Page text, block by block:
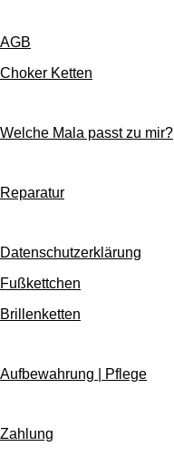
AGB
Choker Ketten
Welche Mala passt zu mir?
Reparatur
Datenschutzerklärung
Fußkettchen
Brillenketten
Aufbewahrung | Pflege
Zahlung